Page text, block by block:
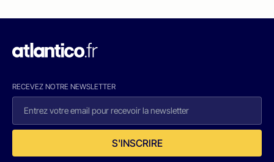
RECEVEZ NOTRE NEWSLETTER
S'INSCRIRE